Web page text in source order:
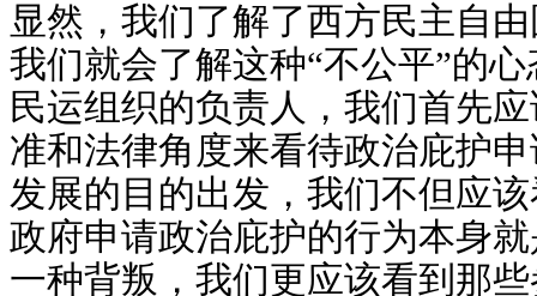
显然，我们了解了西方民主自
我们就会了解这种“不公平”的
民运组织的负责人，我们首先
准和法律角度来看待政治庇护
发展的目的出发，我们不但应
政府申请政治庇护的行为本身
一种背叛，我们更应该看到那